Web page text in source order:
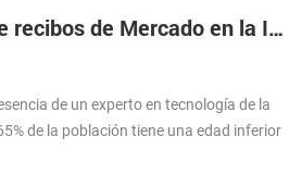
POS Impresora de recibos de Mercado en la India
de un experto en tecnología de la
de la población tiene una edad inferior